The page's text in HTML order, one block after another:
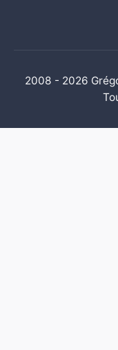
2008 - 2026